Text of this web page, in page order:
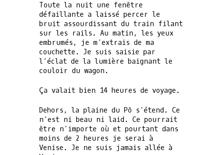
Toute la nuit une fenêtre
défaillante a laissé percer le
bruit assourdissant du train filant
sur les rails. Au matin, les yeux
embrumés, je m’extrais de ma
couchette. Je suis saisie par
l’éclat de la lumière baignant le
couloir du wagon.
Ça valait bien 14 heures de voyage.
Dehors, la plaine du Pô s’étend. Ce
n’est ni beau ni laid. Ce pourrait
être n’importe où et pourtant dans
moins de 2 heures je serai à
Venise. Je ne suis jamais allée à